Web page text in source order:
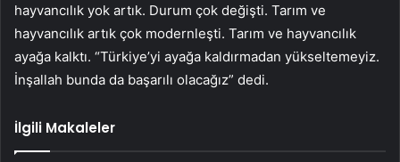
hayvancılık yok artık. Durum çok değişti. Tarım ve
hayvancılık artık çok modernleşti. Tarım ve hayvancılık
ayağa kalktı. “Türkiye’yi ayağa kaldırmadan yükseltemeyiz.
İnşallah bunda da başarılı olacağız” dedi.
İlgili Makaleler